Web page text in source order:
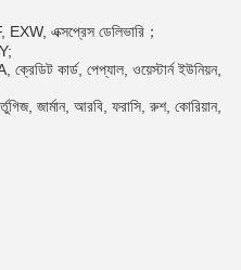
এক্সপ্রেস ডেলিভারি；
কার্ড, পেপ্যাল, ওয়েস্টার্ন ইউনিয়ন,
জার্মান, আরবি, ফরাসি, রুশ, কোরিয়ান,